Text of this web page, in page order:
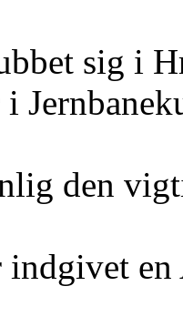
sig i
den
indgivet